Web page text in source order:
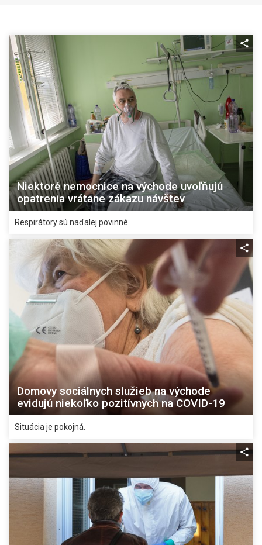
Niektoré nemocnice na východe uvoľňujú
opatrenia vrátane zákazu návštev
Respirátory sú naďalej povinné.
Domovy sociálnych služieb na východe
evidujú niekoľko pozitívnych na COVID-19
Situácia je pokojná.